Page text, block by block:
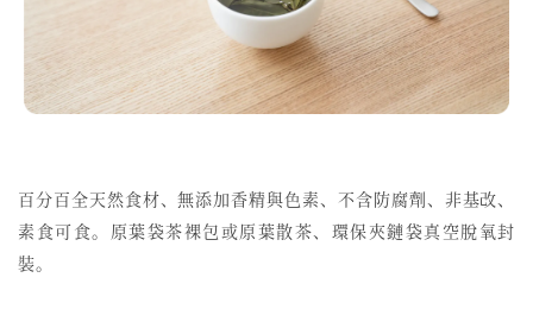
百分百全天然食材、無添加香精與色素、不含防腐劑、非基改、
素食可食。原葉袋茶裸包或原葉散茶、環保夾鏈袋真空脫氧封
裝。